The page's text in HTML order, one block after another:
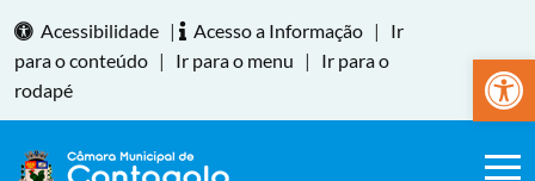
Abrir
Acessibilidade | Acesso a Informação |
Ir
para o conteúdo | Ir para o menu |
Ir para o
rodapé